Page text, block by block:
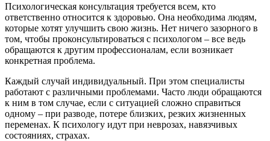
Психологическая консультация требуется всем, кто
ответственно относится к здоровью. Она необходима людям,
которые хотят улучшить свою жизнь. Нет ничего зазорного в
том, чтобы проконсультироваться с психологом – все ведь
обращаются к другим профессионалам, если возникает
конкретная проблема.
Каждый случай индивидуальный. При этом специалисты
работают с различными проблемами. Часто люди обращаются
к ним в том случае, если с ситуацией сложно справиться
одному – при разводе, потере близких, резких жизненных
переменах. К психологу идут при неврозах, навязчивых
состояниях, страхах.